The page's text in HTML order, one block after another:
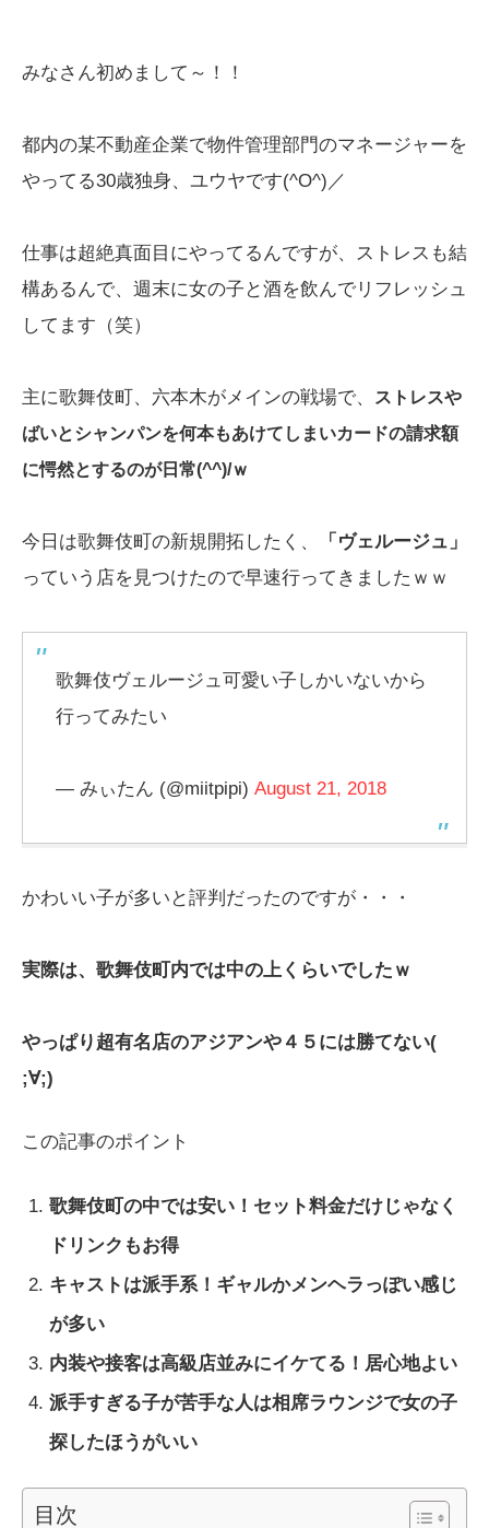
みなさん初めまして～！！
都内の某不動産企業で物件管理部門のマネージャーを
やってる30歳独身、ユウヤです(^O^)／
仕事は超絶真面目にやってるんですが、ストレスも結
構あるんで、週末に女の子と酒を飲んでリフレッシュ
してます（笑）
主に歌舞伎町、六本木がメインの戦場で、
ストレスや
ばいとシャンパンを何本もあけてしまいカードの請求額
に愕然とするのが日常(^^)/ｗ
今日は歌舞伎町の新規開拓したく、
「ヴェルージュ」
っていう店を見つけたので早速行ってきましたｗｗ
歌舞伎ヴェルージュ可愛い子しかいないから
行ってみたい
— みぃたん (@miitpipi) August 21, 2018
かわいい子が多いと評判だったのですが・・・
実際は、歌舞伎町内では中の上くらいでしたｗ
やっぱり超有名店のアジアンや４５には勝てない(
;∀;)
この記事のポイント
歌舞伎町の中では安い！セット料金だけじゃなく
ドリンクもお得
キャストは派手系！ギャルかメンヘラっぽい感じ
が多い
内装や接客は高級店並みにイケてる！居心地よい
派手すぎる子が苦手な人は相席ラウンジで女の子
探したほうがいい
目次